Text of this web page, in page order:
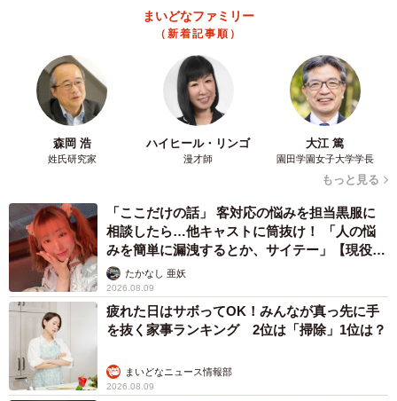
まいどなファミリー
（新着記事順）
森岡 浩
姓氏研究家
ハイヒール・リンゴ
漫才師
大江 篤
園田学園女子大学学長
もっと見る
「ここだけの話」 客対応の悩みを担当黒服に
相談したら…他キャストに筒抜け！ 「人の悩
みを簡単に漏洩するとか、サイテー」【現役キ
ャストに取材】
たかなし 亜妖
2026.08.09
疲れた日はサボってOK！みんなが真っ先に手
を抜く家事ランキング 2位は「掃除」1位は？
まいどなニュース情報部
2026.08.09